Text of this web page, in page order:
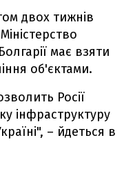
двох тижнів
має взяти
об'єктами.
Росії
інфраструктуру
– йдеться в